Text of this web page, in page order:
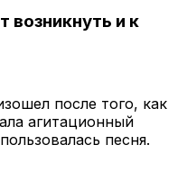
возникнуть и к
после того, как
агитационный
песня.